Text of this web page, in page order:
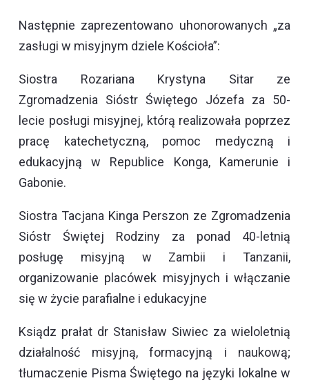
Następnie zaprezentowano uhonorowanych „za
zasługi w misyjnym dziele Kościoła”:
Siostra Rozariana Krystyna Sitar ze
Zgromadzenia Sióstr Świętego Józefa za 50-
lecie posługi misyjnej, którą realizowała poprzez
pracę katechetyczną, pomoc medyczną i
edukacyjną w Republice Konga, Kamerunie i
Gabonie.
Siostra Tacjana Kinga Perszon ze Zgromadzenia
Sióstr Świętej Rodziny za ponad 40-letnią
posługę misyjną w Zambii i Tanzanii,
organizowanie placówek misyjnych i włączanie
się w życie parafialne i edukacyjne
Ksiądz prałat dr Stanisław Siwiec za wieloletnią
działalność misyjną, formacyjną i naukową;
tłumaczenie Pisma Świętego na języki lokalne w